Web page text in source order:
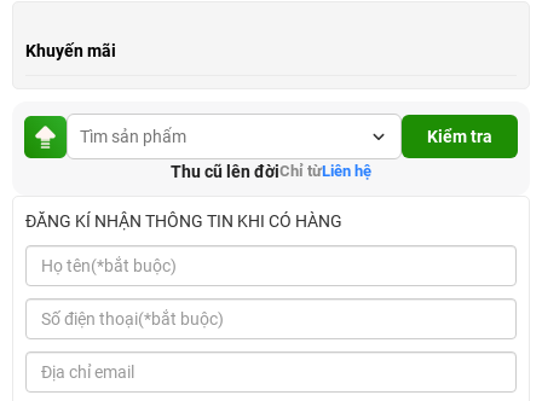
Khuyến mãi
Kiểm tra
Thu cũ lên đờiChỉ từLiên hệ
ĐĂNG KÍ NHẬN THÔNG TIN KHI CÓ HÀNG